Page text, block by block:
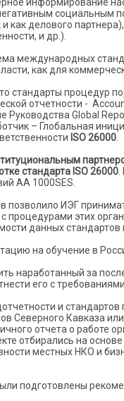
социальным
как делового
и др.).
международных
как для
стандарты процедур
отчетности -
Руководства Global
– Глобальная
ISO 26000
стандарта ISO 26000
АА 1000SES.
позволило ИЭГ
процедурами этих
данных стандартов
на обучение в
наработанный за
его с
и
Северного Кавказа
отчета о работе
отбирались на
местных НКО и
подготовлены